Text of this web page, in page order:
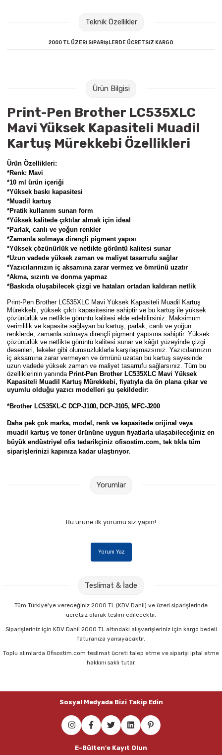
Zımbalar
Fırçalar
Pastel Boyalar
Yağlı Boyalar
Teknik Özellikler
2000 TL ÜZERİ SİPARİŞLERDE ÜCRETSİZ KARGO
Ürün Bilgisi
Print-Pen Brother LC535XLC
Mavi Yüksek Kapasiteli Muadil
Kartuş Mürekkebi Özellikleri
Ürün Özellikleri:
*Renk: Mavi
*10 ml ürün içeriği
*Yüksek baskı kapasitesi
*Muadil kartuş
*Pratik kullanım sunan form
*Yüksek kalitede çıktılar almak için ideal
*Parlak, canlı ve yoğun renkler
*Zamanla solmaya dirençli pigment yapısı
*Yüksek çözünürlük ve netlikte görüntü kalitesi sunar
*Uzun vadede yüksek zaman ve maliyet tasarrufu sağlar
*Yazıcılarınızın iç aksamına zarar vermez ve ömrünü uzatır
*Akma, sızıntı ve donma yapmaz
*Baskıda oluşabilecek çizgi ve hataları ortadan kaldıran netlik
Print-Pen Brother LC535XLC Mavi Yüksek Kapasiteli Muadil Kartuş
Mürekkebi yüksek çıktı kapasitesine sahiptir ve bu kartuş ile yüksek
çözünürlük ve netlikte görüntü kalitesi elde edebilirsiniz. Maksimum
verimlilik ve kapasite sağlayan bu kartuş, parlak, canlı ve yoğun
renklerde, zamanla solmaya dirençli pigment yapısına sahiptir. Yüksek
çözünürlük ve netlikte görüntü kalitesi sunar ve kâğıt yüzeyinde çizgi
desenleri, lekeler gibi olumsuzluklarla karşılaşmazsınız. Yazıcılarınızın
iç aksamına zarar vermeyen ve ömrünü uzatan bu kartuş sayesinde
uzun vadede yüksek zaman ve maliyet tasarrufu sağlarsınız. Tüm bu
özelliklerinin yanında Print-Pen Brother LC535XLC Mavi Yüksek
Kapasiteli Muadil Kartuş Mürekkebi, fiyatıyla da ön plana çıkar ve
uyumlu olduğu yazıcı modelleri şu şekildedir:
*Brother LC535XL-C DCP-J100, DCP-J105, MFC-J200
Daha pek çok marka, model, renk ve kapasitede orijinal veya
muadil kartuş ve toner ürününe uygun fiyatlarla ulaşabileceğiniz en
büyük endüstriyel ofis tedarikçiniz ofisostim.com, tek tıkla tüm
siparişlerinizi kapınıza kadar ulaştırıyor.
Yorumlar
Bu ürüne ilk yorumu siz yapın!
Yorum Yaz
Teslimat & İade
Tüm Türkiye'ye vereceğiniz 2000 TL (KDV Dahil) ve üzeri siparişlerinde
ücretsiz olarak teslim edilecektir.
Siparişleriniz için KDV Dahil 2000 TL altındaki alışverişleriniz için kargo bedeli
faturanıza yansıyacaktır.
Toplu alımlarda Ofisostim.com teslimat ücreti talep etme ve siparişi iptal etme
hakkını saklı tutar.
Sosyal Medyada Bizi Takip Edin
E-Bülten'e Kayıt Olun